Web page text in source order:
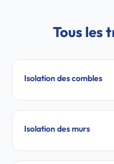
Tous les
Isolation des combles
Isolation des murs